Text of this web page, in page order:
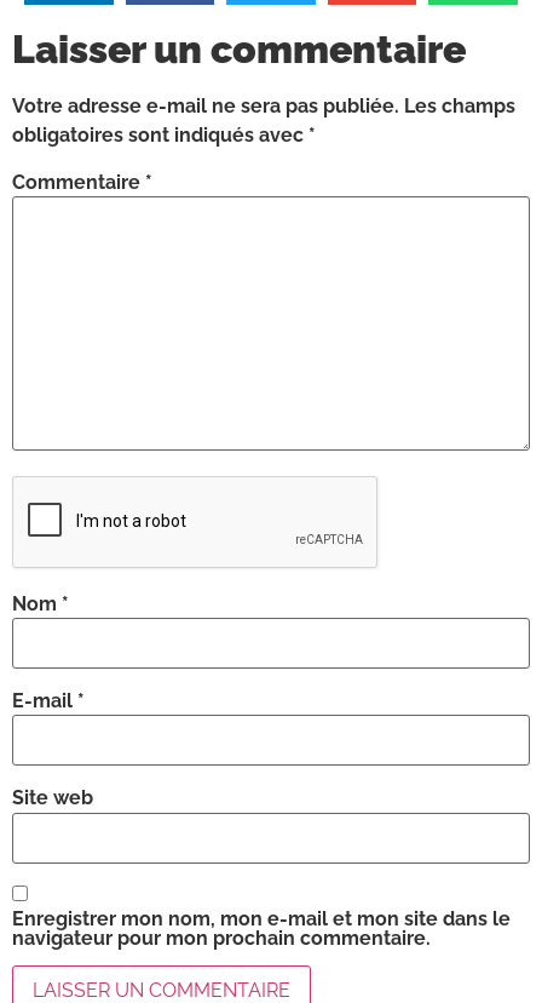
Laisser un commentaire
Votre adresse e-mail ne sera pas publiée. Les champs
obligatoires sont indiqués avec *
Commentaire *
Nom *
E-mail *
Site web
Enregistrer mon nom, mon e-mail et mon site dans le
navigateur pour mon prochain commentaire.